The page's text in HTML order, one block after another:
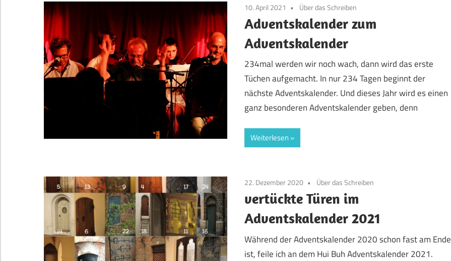
10. April 2021 Über das Schreiben
Adventskalender zum
Adventskalender
234mal werden wir noch wach, dann wird das erste
Tüchen aufgemacht. In nur 234 Tagen beginnt der
nächste Adventskalender. Und dieses Jahr wird es einen
ganz besonderen Adventskalender geben, denn
Weiterlesen
22. Dezember 2020 Über das Schreiben
vertückte Türen im
Adventskalender 2021
Während der Adventskalender 2020 schon fast am Ende
ist, feile ich an dem Hui Buh Adventskalender 2021.